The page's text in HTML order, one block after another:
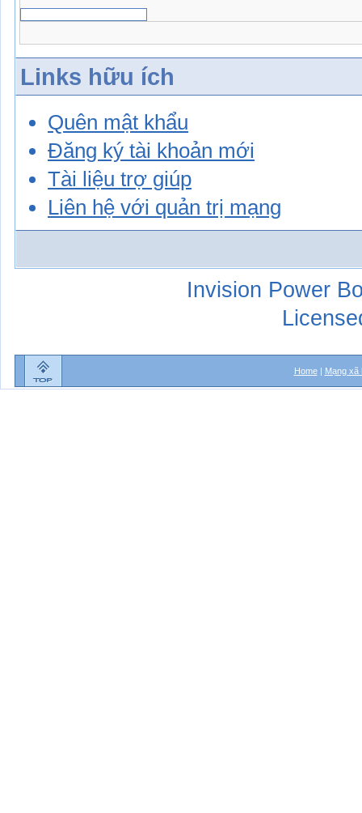
Links hữu ích
Quên mật khẩu
Đăng ký tài khoản mới
Tài liệu trợ giúp
Liên hệ với quản trị mạng
Invision Power
Home| Mạng xã